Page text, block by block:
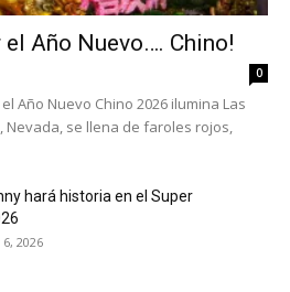
el Año Nuevo…. Chino!
0
Año Nuevo Chino 2026 ilumina Las
Nevada, se llena de faroles rojos,
hará historia en el Super
2026